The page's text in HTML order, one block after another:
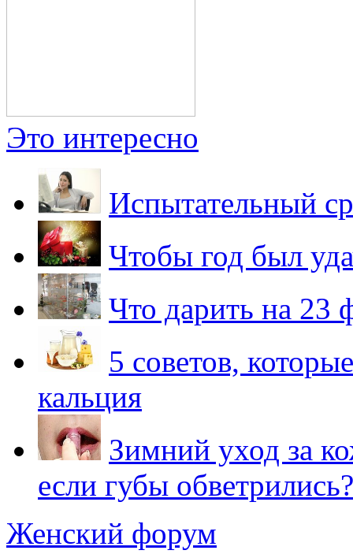
Это интересно
Испытательный
Чтобы год был
Что дарить на 23
5 советов,
кальция
Зимний уход за
если губы обветрились?
Женский форум